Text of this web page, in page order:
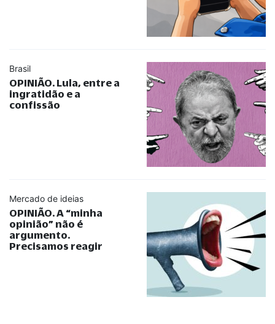
Brasil
OPINIÃO. Lula, entre a
ingratidão e a
confissão
Mercado de ideias
OPINIÃO. A “minha
opinião” não é
argumento.
Precisamos reagir